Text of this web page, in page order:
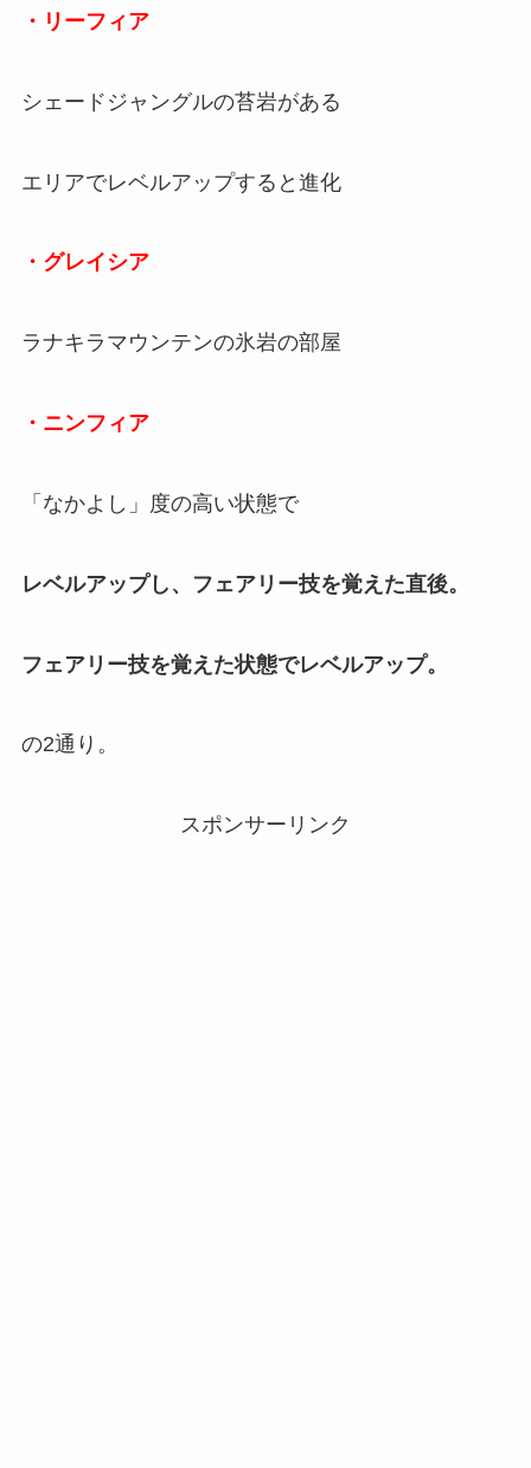
・リーフィア
シェードジャングルの苔岩がある
エリアでレベルアップすると進化
・グレイシア
ラナキラマウンテンの氷岩の部屋
・ニンフィア
「なかよし」度の高い状態で
レベルアップし、フェアリー技を覚えた直後。
フェアリー技を覚えた状態でレベルアップ。
の2通り。
スポンサーリンク